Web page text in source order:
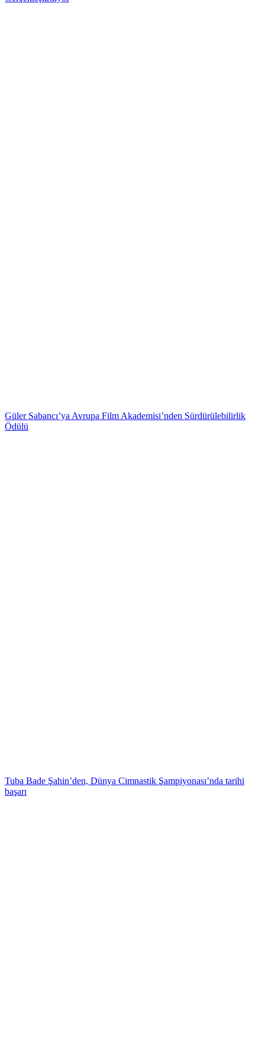
Güler Sabancı’ya Avrupa Film Akademisi’nden Sürdürülebilirlik
Ödülü
Tuba Bade Şahin’den, Dünya Cimnastik Şampiyonası’nda tarihi
başarı